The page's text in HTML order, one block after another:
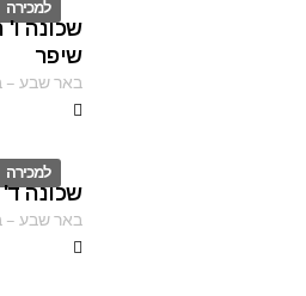
למכירה
ID
שכונה
שיפר
באר שבע–
למכירה
ID
שכונה
באר שבע–